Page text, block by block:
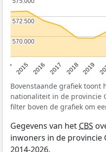
2015 2016 2017 2018 2019
570.000
570.000
572.500
572.500
Bovenstaande grafiek toont
nationaliteit in de provincie
filter boven de grafiek om
Gegevens van het CBS
inwoners in de
2014-2026.